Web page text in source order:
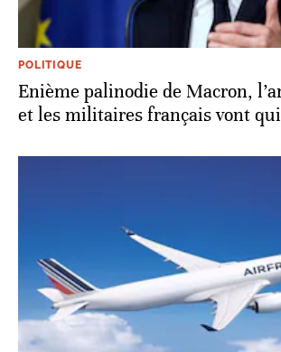
POLITIQUE
Enième palinodie de Macron,
et les militaires français vont